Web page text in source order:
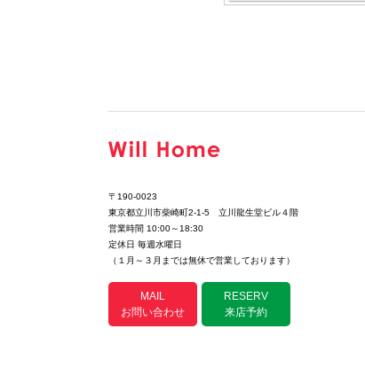
〒190-0023
東京都立川市柴崎町2-1-5 立川龍生堂ビル４階
営業時間 10:00～18:30
定休日 毎週水曜日
（１月～３月までは無休で営業しております）
MAIL
お問い合わせ
RESERV
来店予約